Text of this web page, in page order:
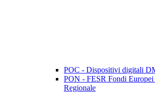
POC - Dispositivi digitali
PON - FESR Fondi
Regionale